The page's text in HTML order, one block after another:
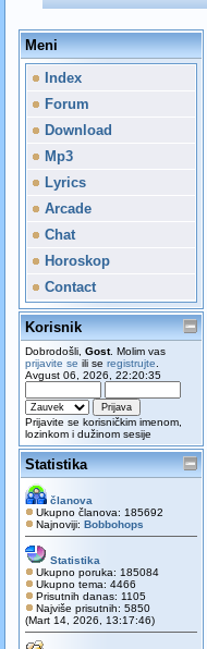
Meni
Index
Forum
Download
Mp3
Lyrics
Arcade
Chat
Horoskop
Contact
Korisnik
Dobrodošli, Gost. Molim vas
prijavite se ili se registrujte
Avgust 06, 2026, 22:20:35
Prijavite se korisničkim imenom,
lozinkom i dužinom sesije
Statistika
članova
Ukupno članova: 185692
Najnoviji: Bobbohops
Statistika
Ukupno poruka: 185084
Ukupno tema: 4466
Prisutnih danas: 1105
Najviše prisutnih: 5850
(Mart 14, 2026, 13:17:46)